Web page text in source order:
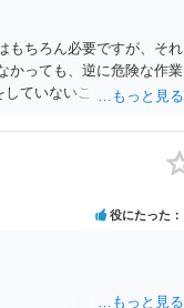
もちろん必要ですが、それ
かっても、逆に危険な作業
ていないことが問題にな
役にたった